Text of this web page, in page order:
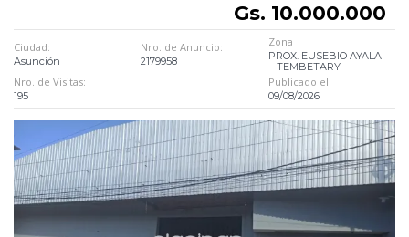
Gs. 10.000.000
Ciudad:
Asunción
Nro. de Anuncio:
2179958
Zona
PROX. EUSEBIO AYALA
– TEMBETARY
Nro. de Visitas:
195
Publicado el:
09/08/2026